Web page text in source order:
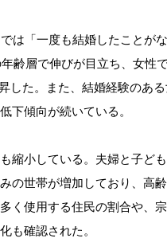
は「一度も結婚したことが
齢層で伸びが目立ち、女性
した。また、結婚経験のあ
下傾向が続いている。
縮小している。夫婦と子ど
の世帯が増加しており、高
く使用する住民の割合や、
も確認された。